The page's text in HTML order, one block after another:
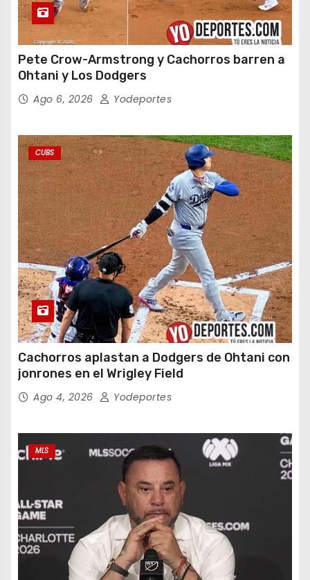
Pete Crow-Armstrong y Cachorros barren a
Ohtani y Los Dodgers
Ago 6, 2026 Yodeportes
CUBS
Cachorros aplastan a Dodgers de Ohtani con
jonrones en el Wrigley Field
Ago 4, 2026 Yodeportes
MLS